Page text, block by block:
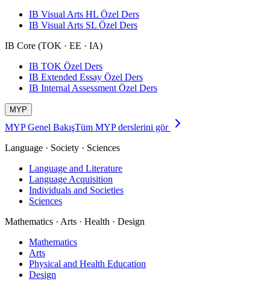
IB Visual Arts HL Özel Ders
IB Visual Arts SL Özel Ders
IB Core (TOK · EE · IA)
IB TOK Özel Ders
IB Extended Essay Özel Ders
IB Internal Assessment Özel Ders
MYP
MYP Genel BakışTüm MYP derslerini gör
Language · Society · Sciences
Language and Literature
Language Acquisition
Individuals and Societies
Sciences
Mathematics · Arts · Health · Design
Mathematics
Arts
Physical and Health Education
Design